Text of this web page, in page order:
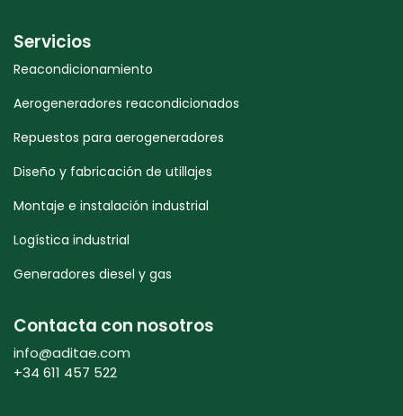
Servicios
Reacondicionamiento
Aerogeneradores reacondicionados
Repuestos para aerogeneradores
Diseño y fabricación de utillajes
Montaje e instalación industrial
Logística industrial
Generadores diesel y gas
Contacta con nosotros
info@aditae.com
+34 611 457 522